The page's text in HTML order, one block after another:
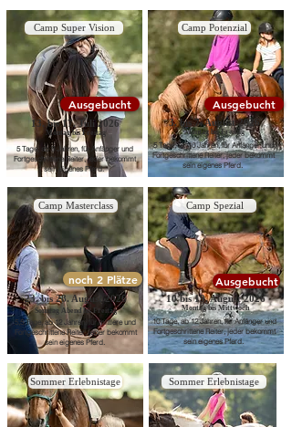
13. bis 17. Juli 2026
Montag bis Freitag
5 Tage, ab 8 Jahren, für Anfänger und
Fortgeschrittene Reiter, jeder bekommt
sein eigenes Pferd.
Camp Super Vision
Ausgebucht
3. bis 7. August 2026
Montag bis Freitag
5 Tage, ab 10 Jahren, für Anfänger und
Fortgeschrittene Reiter, jeder bekommt
sein eigenes Pferd.
Camp Potenzial
Ausgebucht
5,5 Tage, ab 12 Jahren, für mittlere und
Fortgeschrittene Reiter, jeder bekommt
sein eigenes Pferd.
Camp Masterclass
23. bis 28. August 2026
Sonntag Abend bis Freitag
noch 2 Plätze
Camp Spezial
10 Tage, ab 12 Jahren, für Anfänger und
Fortgeschrittene Reiter, jeder bekommt
sein eigenes Pferd.
10 bis 19. August 2026
Montag bis Mittwoch
Ausgebucht
Sommer Erlebnistage Sommer Erlebnistage